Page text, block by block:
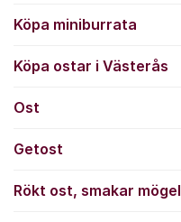
Köpa miniburrata
Köpa ostar i Västerås
Ost
Getost
Rökt ost, smakar mögel